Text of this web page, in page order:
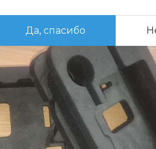
Да, спасибо